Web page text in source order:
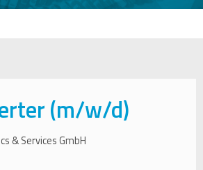
(m/w/d)
& Services GmbH